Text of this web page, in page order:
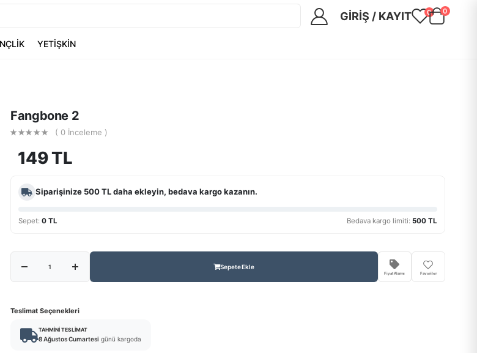
GIRIŞ / KAYIT 0 0
YETİŞKİN
Fangbone 2
( 0 İnceleme )
149 TL
Siparişinize 500 TLdaha ekleyin, bedava kargo kazanın.
Sepet:0 TL Bedava kargo limiti: 500 TL
Sepete Ekle
Fiyat Alarmı Favoriler
Teslimat Seçenekleri
TAHMINI TESLIMAT
8 Ağustos Cumartesi günü kargoda